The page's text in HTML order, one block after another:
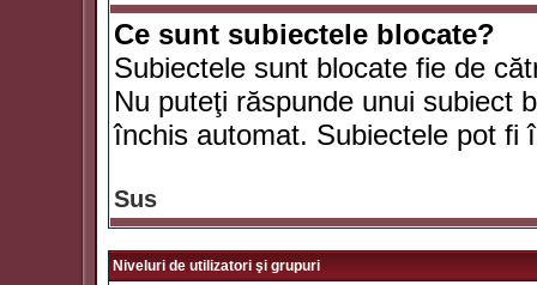
Ce sunt subiectele blocate?
Subiectele sunt blocate fie de
Nu puteţi răspunde unui subiect
închis automat. Subiectele pot fi
Sus
Niveluri de utilizatori şi grupuri